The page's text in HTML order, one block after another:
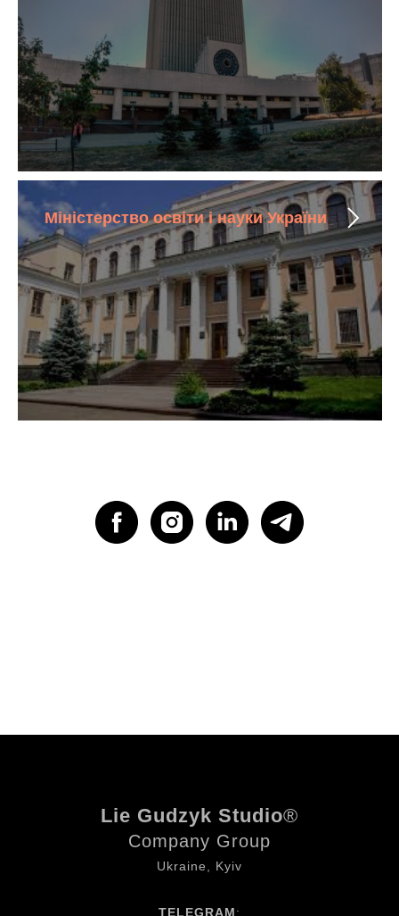
Міністерство освіти і науки України
Lie Gudzyk Studio®
Company Group
Ukraine, Kyiv
TELEGRAM: